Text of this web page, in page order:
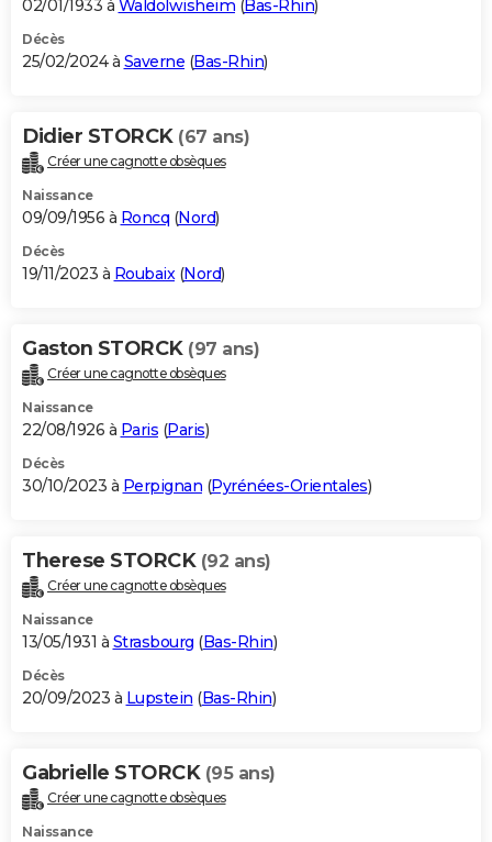
02/01/1933 à Waldolwisheim (Bas-Rhin)
Décès
25/02/2024 à Saverne (Bas-Rhin)
Didier STORCK (67 ans)
Créer une cagnotte obsèques
Naissance
09/09/1956 à Roncq (Nord)
Décès
19/11/2023 à Roubaix(Nord)
Gaston STORCK (97 ans)
Créer une cagnotte obsèques
Naissance
22/08/1926 à Paris (Paris)
Décès
30/10/2023 à Perpignan (Pyrénées-Orientales)
Therese STORCK (92 ans)
Créer une cagnotte obsèques
Naissance
13/05/1931 à Strasbourg (Bas-Rhin)
Décès
20/09/2023 à Lupstein (Bas-Rhin)
Gabrielle STORCK (95 ans)
Créer une cagnotte obsèques
Naissance